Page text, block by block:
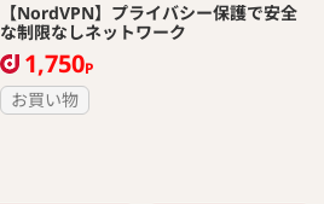
【NordVPN】プライバシー保護で安全
な制限なしネットワーク
1,750P
お買い物